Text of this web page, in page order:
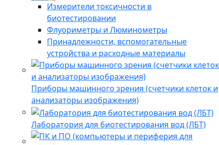
Измерители токсичности в
биотестировании
Флуориметры и Люминометры
Принадлежности, вспомогательные
устройства и расходные материалы
Приборы машинного зрения (счетчики клеток и
анализаторы изображения)
Лаборатория для биотестирования вод (ЛБТ)